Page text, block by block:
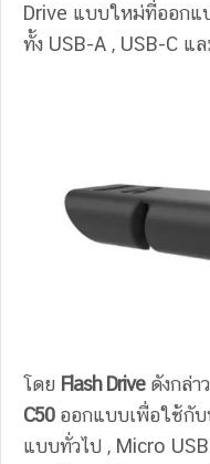
Drive แบบใหม่ที่ออกแ
ทั้ง USB-A , USB-C แล
โดย Flash Driveดังกล่า
C50ออกแบบเพื่อใช้กับ
แบบทั่วไป , Micro